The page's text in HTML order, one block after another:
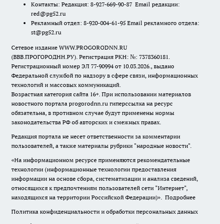
Контакты: Редакция: 8-927-669-90-87 Email редакции:
red@pg52.ru
Рекламный отдел: 8-920-004-61-95 Email рекламного отдела:
st@pg52.ru
Сетевое издание WWW.PROGORODNN.RU
(ВВВ.ПРОГОРОДНН.РУ). Регистрация РКН: №: 7378360181.
Регистрационный номер ЭЛ 77-90994 от 10.03.2026., выдано
Федеральной службой по надзору в сфере связи, информационных
технологий и массовых коммуникаций.
Возрастная категория сайта 16+. При использовании материалов
новостного портала progorodnn.ru гиперссылка на ресурс
обязательна, в противном случае будут применены нормы
законодательства РФ об авторских и смежных правах.
Редакция портала не несет ответственности за комментарии
пользователей, а также материалы рубрики "народные новости".
«На информационном ресурсе применяются рекомендательные
технологии (информационные технологии предоставления
информации на основе сбора, систематизации и анализа сведений,
относящихся к предпочтениям пользователей сети "Интернет",
находящихся на территории Российской Федерации)». Подробнее
Политика конфиденциальности и обработки персональных данных